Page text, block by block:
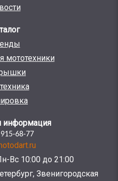
мототехники
информация
68-77
Вс 10:00 до 21:00
Звенигородская